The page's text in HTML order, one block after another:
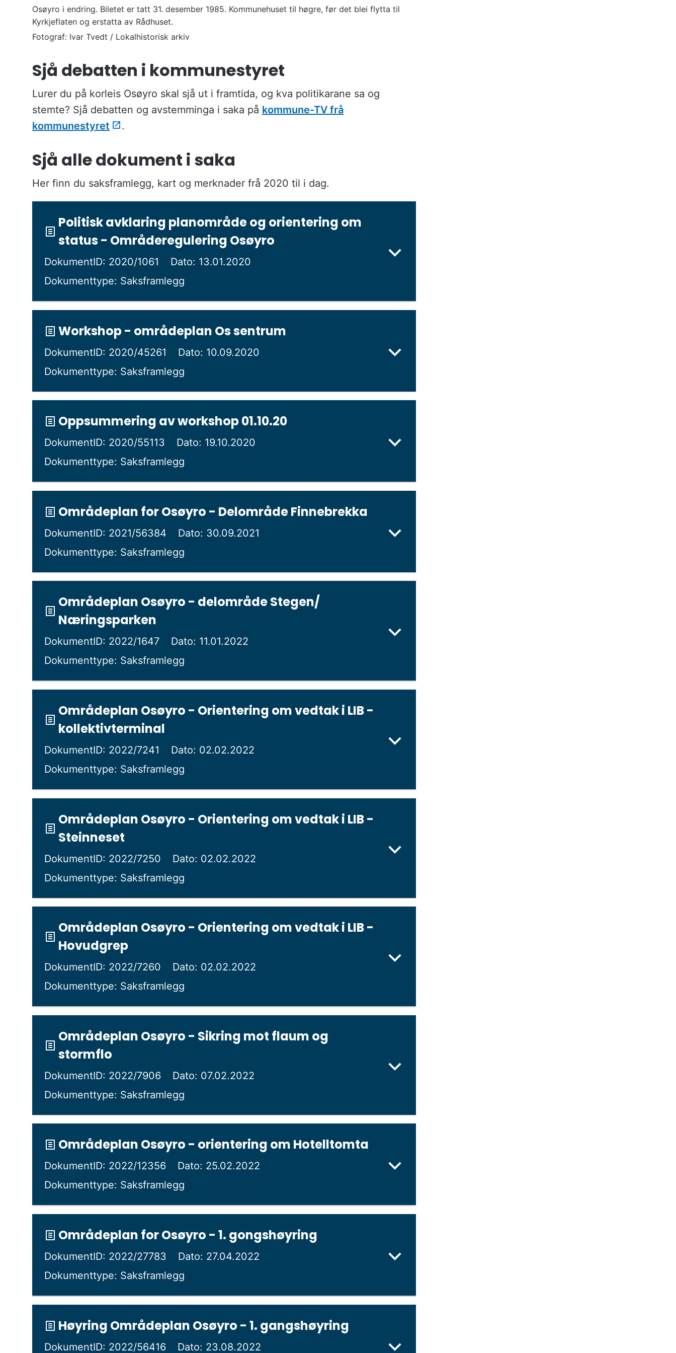
Osøyro i endring. Biletet er tatt 31. desember 1985. Kommunehuset til høgre, før det blei flytta til
Kyrkjeflaten og erstatta av Rådhuset.
Ivar Tvedt / Lokalhistorisk arkiv
Sjå debatten i kommunestyret
Lurer du på korleis Osøyro skal sjå ut i framtida, og kva politikarane sa og
stemte? Sjå debatten og avstemminga i saka på kommune-TV frå
kommunestyret
.
Sjå alle dokument i saka
Her finn du saksframlegg, kart og merknader frå 2020 til i dag.
Politisk avklaring planområde og orientering om
status - Områderegulering Osøyro
DokumentID: 2020/1061
Dato: 13.01.2020
Dokumenttype: Saksframlegg
Workshop - områdeplan Os sentrum
DokumentID: 2020/45261
Dato: 10.09.2020
Dokumenttype: Saksframlegg
Oppsummering av workshop 01.10.20
DokumentID: 2020/55113
Dato: 19.10.2020
Dokumenttype: Saksframlegg
Områdeplan for Osøyro - Delområde Finnebrekka
DokumentID: 2021/56384
Dato: 30.09.2021
Dokumenttype: Saksframlegg
Områdeplan Osøyro - delområde Stegen/
Næringsparken
DokumentID: 2022/1647
Dato: 11.01.2022
Dokumenttype: Saksframlegg
Områdeplan Osøyro - Orientering om vedtak i LIB -
kollektivterminal
DokumentID: 2022/7241
Dato: 02.02.2022
Dokumenttype: Saksframlegg
Områdeplan Osøyro - Orientering om vedtak i LIB -
Steinneset
DokumentID: 2022/7250
Dato: 02.02.2022
Dokumenttype: Saksframlegg
Områdeplan Osøyro - Orientering om vedtak i LIB -
Hovudgrep
DokumentID: 2022/7260
Dato: 02.02.2022
Dokumenttype: Saksframlegg
Områdeplan Osøyro - Sikring mot flaum og
stormflo
DokumentID: 2022/7906
Dato: 07.02.2022
Dokumenttype: Saksframlegg
Områdeplan Osøyro - orientering om Hotelltomta
DokumentID: 2022/12356
Dato: 25.02.2022
Dokumenttype: Saksframlegg
Områdeplan for Osøyro - 1. gongshøyring
DokumentID: 2022/27783
Dato: 27.04.2022
Dokumenttype: Saksframlegg
Høyring Områdeplan Osøyro - 1. gangshøyring
DokumentID: 2022/56416 Dato: 23.08.2022